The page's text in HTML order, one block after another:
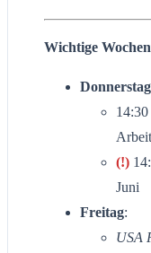
Wichtige
Donnerstag
(!)
Juni
Freitag:
USA